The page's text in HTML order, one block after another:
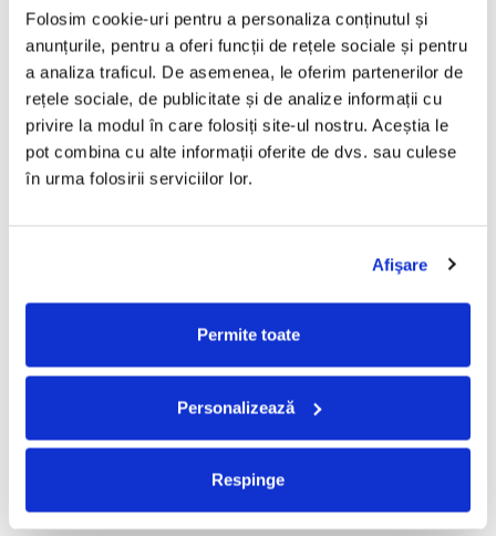
Folosim cookie-uri pentru a personaliza conținutul și
anunțurile, pentru a oferi funcții de rețele sociale și pentru
a analiza traficul. De asemenea, le oferim partenerilor de
rețele sociale, de publicitate și de analize informații cu
privire la modul în care folosiți site-ul nostru. Aceștia le
pot combina cu alte informații oferite de dvs. sau culese
în urma folosirii serviciilor lor.
Afişare
Permite toate
Personalizează
Respinge
ADAUGA IN COS ADAUGA IN COS
Mădălina Manole - Dulce De
Tot, (CD)
99,99 Lei
ADAUGA IN COS
Taraful de la Vărbilău –
Povestea de la Vărbilău – -
Electrecord, (Disc Vinil)
189,00 Lei
Aniversara) (Disc Vinil)
150,00 Lei
Partizan - Am Cu Ce (Disc
Vinil)
ADAUGA IN COS
Iris - II (Disc Vinil)
100,00 Lei
ADAUGA IN COS